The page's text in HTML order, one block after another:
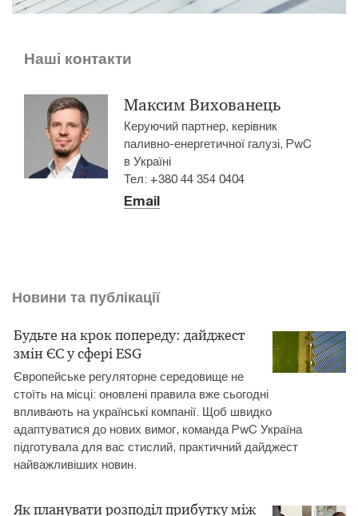
Наші контакти
Максим Вихованець
Керуючий партнер, керівник
паливно-енергетичної галузі, PwC
в Україні
Тел: +380 44 354 0404
Email
Новини та публікації
Будьте на крок попереду: дайджест
змін ЄС у сфері ESG
Європейське регуляторне середовище не
стоїть на місці: оновлені правила вже сьогодні
впливають на українські компанії. Щоб швидко
адаптуватися до нових вимог, команда PwC Україна
підготувала для вас стислий, практичний дайджест
найважливіших новин.
Як планувати розподіл прибутку між